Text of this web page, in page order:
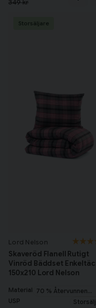
349 kr
Lord Nelson
Skaveröd Flanell Rutigt
Vinröd Bäddset
150x210 Lord Nelson
Material 70 % Återvunnen
USP
Storsäljare
Tillagd i
Har du alla